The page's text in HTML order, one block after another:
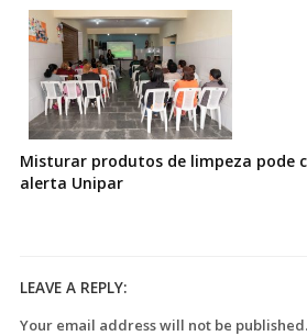
Misturar produtos de limpeza pode
alerta Unipar
LEAVE A REPLY:
Your email address will not be published.